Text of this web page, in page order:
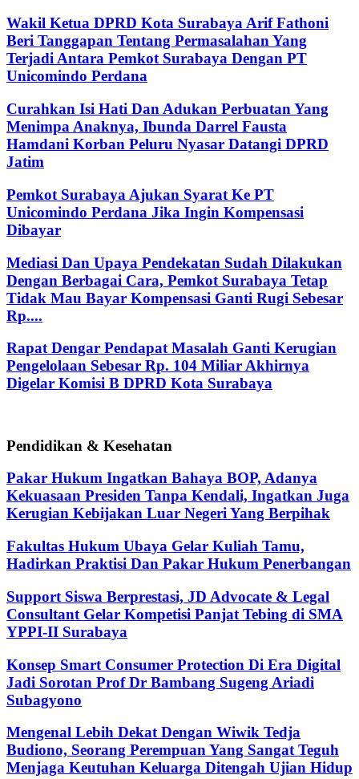
Wakil Ketua DPRD Kota Surabaya Arif Fathoni
Beri Tanggapan Tentang Permasalahan Yang
Terjadi Antara Pemkot Surabaya Dengan PT
Unicomindo Perdana
Curahkan Isi Hati Dan Adukan Perbuatan Yang
Menimpa Anaknya, Ibunda Darrel Fausta
Hamdani Korban Peluru Nyasar Datangi DPRD
Jatim
Pemkot Surabaya Ajukan Syarat Ke PT
Unicomindo Perdana Jika Ingin Kompensasi
Dibayar
Mediasi Dan Upaya Pendekatan Sudah Dilakukan
Dengan Berbagai Cara, Pemkot Surabaya Tetap
Tidak Mau Bayar Kompensasi Ganti Rugi Sebesar
Rp....
Rapat Dengar Pendapat Masalah Ganti Kerugian
Pengelolaan Sebesar Rp. 104 Miliar Akhirnya
Digelar Komisi B DPRD Kota Surabaya
Pendidikan & Kesehatan
Pakar Hukum Ingatkan Bahaya BOP, Adanya
Kekuasaan Presiden Tanpa Kendali, Ingatkan Juga
Kerugian Kebijakan Luar Negeri Yang Berpihak
Fakultas Hukum Ubaya Gelar Kuliah Tamu,
Hadirkan Praktisi Dan Pakar Hukum Penerbangan
Support Siswa Berprestasi, JD Advocate & Legal
Consultant Gelar Kompetisi Panjat Tebing di SMA
YPPI-II Surabaya
Konsep Smart Consumer Protection Di Era Digital
Jadi Sorotan Prof Dr Bambang Sugeng Ariadi
Subagyono
Mengenal Lebih Dekat Dengan Wiwik Tedja
Budiono, Seorang Perempuan Yang Sangat Teguh
Menjaga Keutuhan Keluarga Ditengah Ujian Hidup